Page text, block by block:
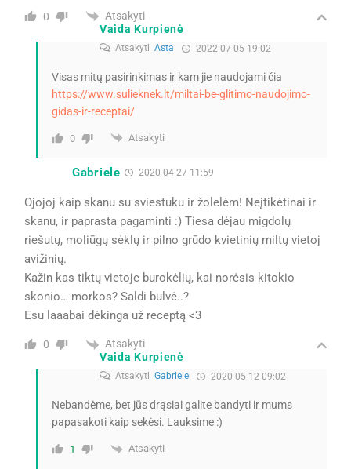
0
Atsakyti
Vaida Kurpienė
Atsakyti Asta 2022-07-05 19:02
Visas mitų pasirinkimas ir kam jie naudojami čia
https://www.sulieknek.lt/miltai-be-glitimo-naudojimo-
gidas-ir-receptai/
0 Atsakyti
Gabriele 2020-04-27 11:59
Ojojoj kaip skanu su sviestuku ir žolelėm! Neįtikėtinai ir
skanu, ir paprasta pagaminti :) Tiesa dėjau migdolų
riešutų, moliūgų sėklų ir pilno grūdo kvietinių miltų vietoj
avižinių.
Kažin kas tiktų vietoje burokėlių, kai norėsis kitokio
skonio… morkos? Saldi bulvė..?
Esu laaabai dėkinga už receptą <3
0
Atsakyti
Vaida Kurpienė
Atsakyti Gabriele 2020-05-12 09:02
Nebandėme, bet jūs drąsiai galite bandyti ir mums
papasakoti kaip sekėsi. Lauksime :)
1 Atsakyti